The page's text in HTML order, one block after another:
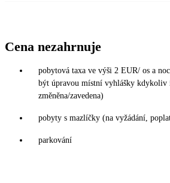
Cena nezahrnuje
pobytová taxa ve výši 2 EUR/ os a
být úpravou místní vyhlášky kdykoliv
změněna/zavedena)
pobyty s mazlíčky (na vyžádání,
parkování